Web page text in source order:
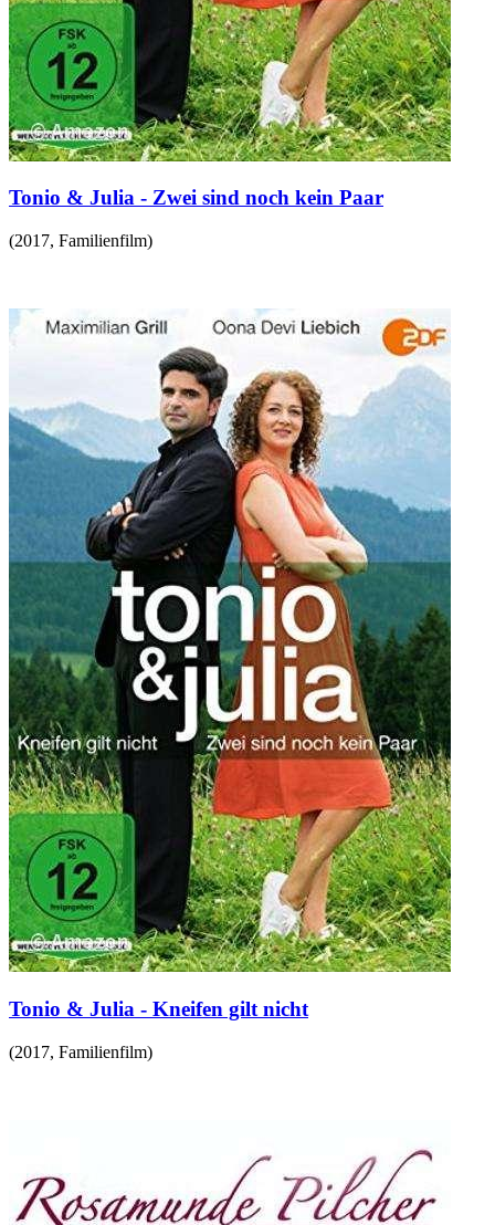
Tonio & Julia - Zwei sind noch kein Paar
(2017, Familienfilm)
Tonio & Julia - Kneifen gilt nicht
(2017, Familienfilm)